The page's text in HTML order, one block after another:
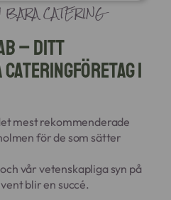
CATERING
– Ditt
i
mest rekommenderade
för de som sätter
vår vetenskapliga syn på
blir en succé.